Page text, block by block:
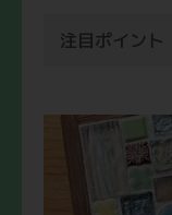
注目ポイント